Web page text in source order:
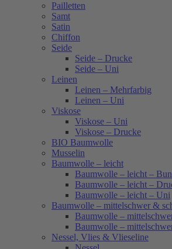
Pailletten
Samt
Satin
Chiffon
Seide
Seide – Drucke
Seide – Uni
Leinen
Leinen – Mehrfarbig
Leinen – Uni
Viskose
Viskose – Uni
Viskose – Drucke
BIO Baumwolle
Musselin
Baumwolle – leicht
Baumwolle – leicht –
Baumwolle – leicht –
Baumwolle – leicht – Uni
Baumwolle – mittelschwer &
Baumwolle –
Baumwolle –
Nessel, Vlies & Vlieseline